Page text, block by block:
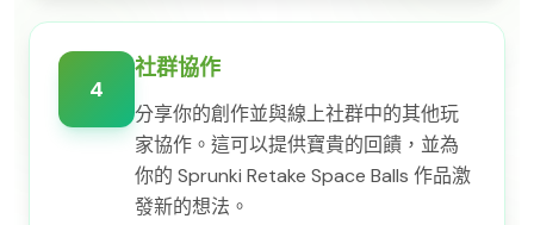
4
社群協作
分享你的創作並與線上社群中的其他玩
家協作。這可以提供寶貴的回饋，並為
你的 Sprunki Retake Space Balls 作品激
發新的想法。